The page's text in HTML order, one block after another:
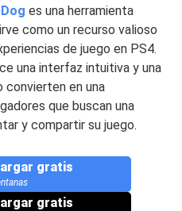
es una herramienta
como un recurso valioso
de juego en PS4.
una interfaz intuitiva y una
convierten en una
que buscan una
y compartir su juego.
gratis
gratis